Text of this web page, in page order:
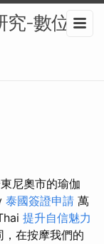
究-數位行
尼奧市的瑜伽
泰國簽證申請 萬
提升自信魅力
在按摩我們的